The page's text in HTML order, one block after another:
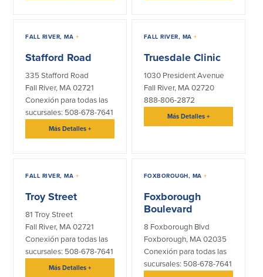
English
Português
FALL RIVER, MA +
Stafford Road
335 Stafford Road
Fall River, MA 02721
Conexión para todas las
sucursales: 508-678-7641
Más Detalles+
FALL RIVER, MA+
Truesdale Clinic
1030 President Avenue
Fall River, MA 02720
888-806-2872
Más Detalles +
FALL RIVER, MA +
Troy Street
81 Troy Street
Fall River, MA 02721
Conexión para todas las
sucursales: 508-678-7641
Más Detalles+
FOXBOROUGH, MA+
Foxborough
Boulevard
8 Foxborough Blvd
Foxborough, MA 02035
Conexión para todas las
sucursales: 508-678-7641